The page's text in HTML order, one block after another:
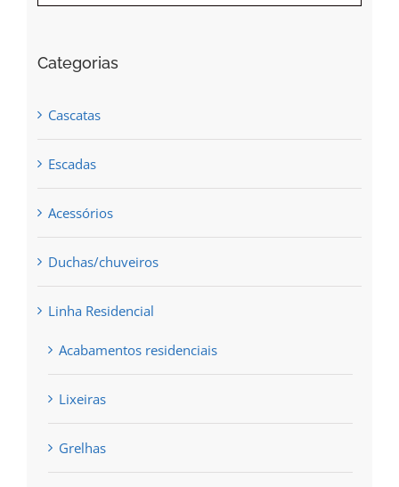
Categorias
Cascatas
Escadas
Acessórios
Duchas/chuveiros
Linha Residencial
Acabamentos residenciais
Lixeiras
Grelhas